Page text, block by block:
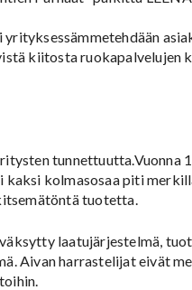
kiitosta ruokapalvelujen
tunnettuutta.Vuonna
kaksi kolmasosaa piti
tuotetta.
laatujärjestelmä,
Aivan harrastelijat eivät